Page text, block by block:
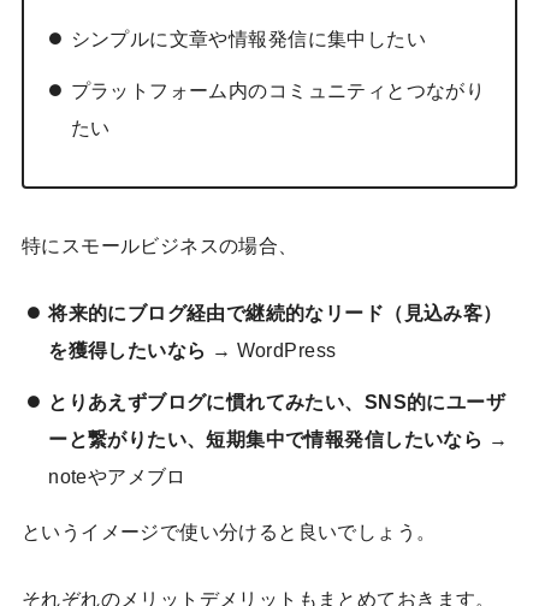
シンプルに文章や情報発信に集中したい
プラットフォーム内のコミュニティとつながり
たい
特にスモールビジネスの場合、
将来的にブログ経由で継続的なリード（見込み客）
を獲得したいなら → WordPress
とりあえずブログに慣れてみたい、SNS的にユーザ
ーと繋がりたい、短期集中で情報発信したいなら →
noteやアメブロ
というイメージで使い分けると良いでしょう。
それぞれのメリットデメリットもまとめておきます。